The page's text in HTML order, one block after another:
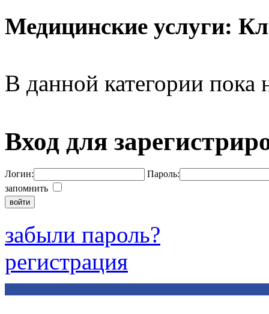
Медицинские услуги:
В данной категории пока
Вход для
Логин:
Пароль:
запомнить
забыли пароль?
регистрация